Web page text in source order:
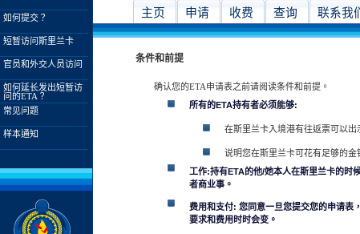
如何提交？
短暂访问斯里兰卡
官员和外交人员访问
如何延长发出短暂访
问的ETA？
常见问题
样本通知
主页 申请 收费 查询 联系我们
条件和前提
确认您的ETA申请表之前请阅读条件和前提。
所有的ETA持有者必须能够:
在斯里兰卡入境港有往返票可以出
说明您在斯里兰卡可花有足够的金
工作:持有ETA的他/她本人在斯里兰卡的时
者商业事。
费用和支付: 您同意一旦您提交您的申请表
要求和费用时时会变。